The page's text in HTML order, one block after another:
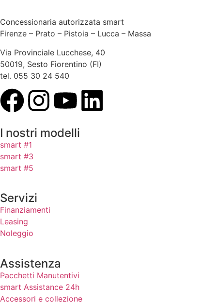
Concessionaria autorizzata smart
Firenze – Prato – Pistoia – Lucca – Massa
Via Provinciale Lucchese, 40
50019, Sesto Fiorentino (FI)
tel. 055 30 24 540
I nostri modelli
smart #1
smart #3
smart #5
Servizi
Finanziamenti
Leasing
Noleggio
Assistenza
Pacchetti Manutentivi
smart Assistance 24h
Accessori e collezione